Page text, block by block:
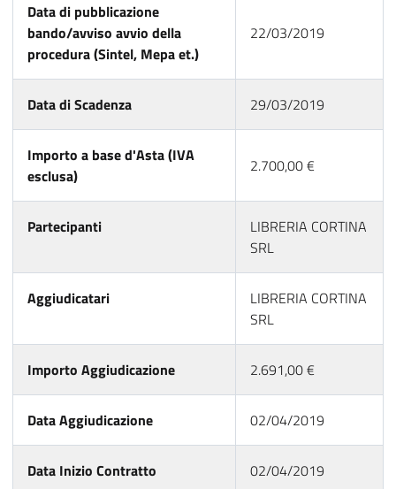
Data di pubblicazione
bando/avviso avvio della
procedura (Sintel, Mepa et.)
22/03/2019
Data di Scadenza 29/03/2019
Importo a base d'Asta (IVA
esclusa)
2.700,00 €
Partecipanti
LIBRERIA CORTINA
SRL
Aggiudicatari
LIBRERIA CORTINA
SRL
Importo Aggiudicazione 2.691,00 €
Data Aggiudicazione 02/04/2019
Data Inizio Contratto 02/04/2019